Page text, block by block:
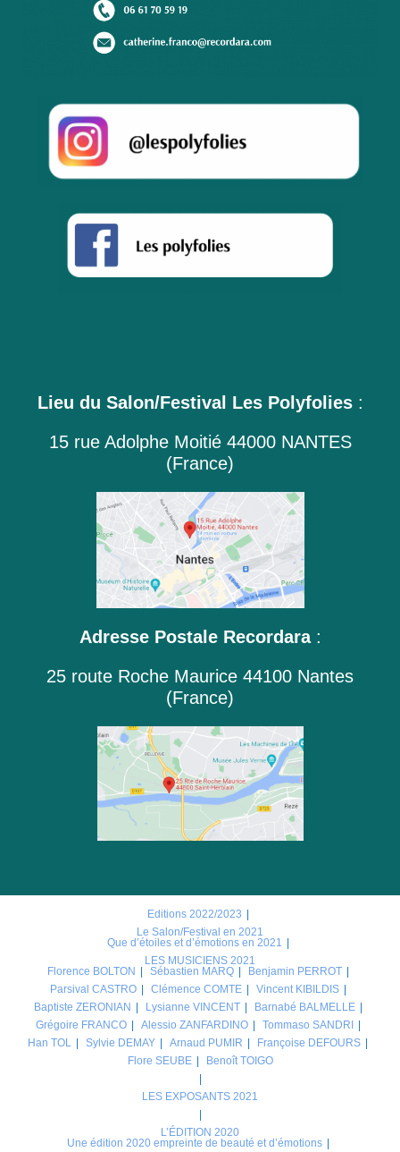
Lieu du Salon/Festival Les Polyfolies:
15 rue Adolphe Moitié 44000 NANTES
(France)
Adresse Postale Recordara:
25 route Roche Maurice 44100 Nantes
(France)
Editions 2022/2023
Le Salon/Festival en 2021
Que d’étoiles et d’émotions en 2021
LES MUSICIENS 2021
Florence BOLTON
Sébastien MARQ
Benjamin PERROT
Parsival CASTRO
Clémence COMTE
Vincent KIBILDIS
Baptiste ZERONIAN
Lysianne VINCENT
Barnabé BALMELLE
Grégoire FRANCO
Alessio ZANFARDINO
Tommaso SANDRI
Han TOL
Sylvie DEMAY Arnaud PUMIR
Françoise DEFOURS
Flore SEUBE
Benoît TOIGO
LES EXPOSANTS 2021
L’ÉDITION 2020
Une édition 2020 empreinte de beauté et d’émotions